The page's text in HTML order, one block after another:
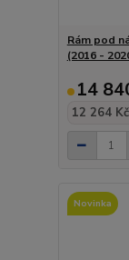
Rám pod
(2016 -
14
12 264 Kč
Novinka